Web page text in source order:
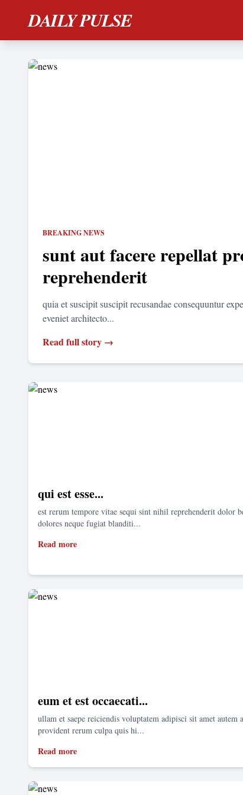
DAILY PULSE
BREAKING NEWS
sunt aut facere repellat
reprehenderit
quia et suscipit suscipit recusandae consequuntur
eveniet architecto...
Read full story →
qui est esse...
est rerum tempore vitae sequi sint nihil reprehenderit dolor
dolores neque fugiat blanditi...
Read more
eum et est occaecati...
ullam et saepe reiciendis voluptatem adipisci sit amet autem
provident rerum culpa quis hi...
Read more